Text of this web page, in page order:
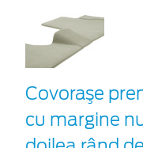
Covoraşe
cu margine